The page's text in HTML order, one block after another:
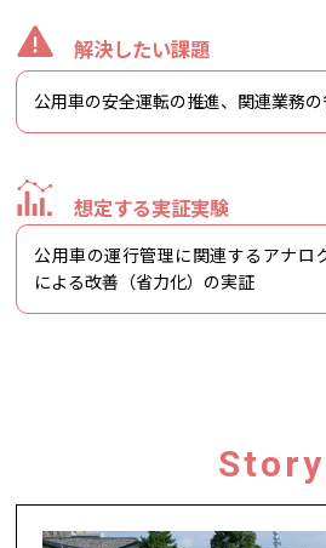
解決したい課題
公用車の安全運転の推進、関連業務
想定する実証実験
公用車の運行管理に関連するアナロ
による改善（省力化）の実証
Story